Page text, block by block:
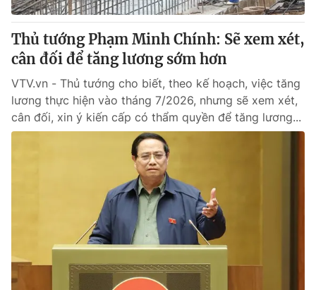
Tư vấn
Chuyên mục khác
Emagazine Podcast
Photo Infographic
Shorts video
VTV Thể thao
VTV Sức khoẻ Bất động sản
Thị trường 24h Tấm lòng Việt
Thủ tướng Phạm Minh Chính: Sẽ xem xét,
cân đối để tăng lương sớm hơn
VTV.vn - Thủ tướng cho biết, theo kế hoạch, việc tăng
lương thực hiện vào tháng 7/2026, nhưng sẽ xem xét,
cân đối, xin ý kiến cấp có thẩm quyền để tăng lương...